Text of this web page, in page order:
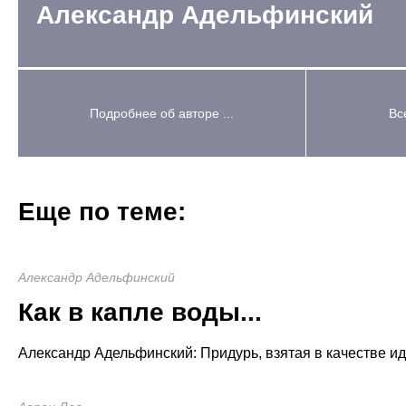
Александр Адельфинский
Подробнее об авторе ...
Еще по теме:
Александр Адельфинский
Как в капле воды...
Александр Адельфинский: Придурь, взятая в качестве